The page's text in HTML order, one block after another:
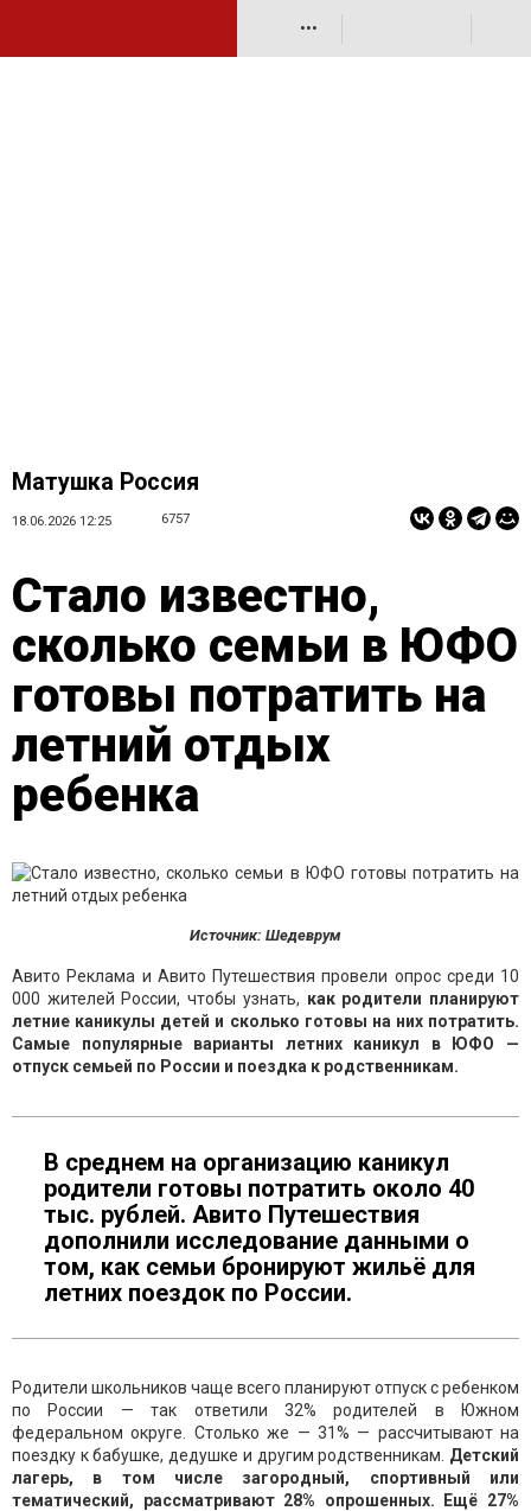
•••
Матушка Россия
18.06.2026 12:25 6757
Стало известно,
сколько семьи в ЮФО
готовы потратить на
летний отдых
ребенка
Источник: Шедеврум
Авито Реклама и Авито Путешествия провели опрос среди 10
000 жителей России, чтобы узнать, как родители планируют
летние каникулы детей и сколько готовы на них потратить.
Самые популярные варианты летних каникул в ЮФО —
отпуск семьей по России и поездка к родственникам.
В среднем на организацию каникул
родители готовы потратить около 40
тыс. рублей. Авито Путешествия
дополнили исследование данными о
том, как семьи бронируют жильё для
летних поездок по России.
Родители школьников чаще всего планируют отпуск с ребенком
по России — так ответили 32% родителей в Южном
федеральном округе. Столько же — 31% — рассчитывают на
поездку к бабушке, дедушке и другим родственникам. Детский
лагерь, в том числе загородный, спортивный или
тематический, рассматривают 28% опрошенных. Ещё 27%